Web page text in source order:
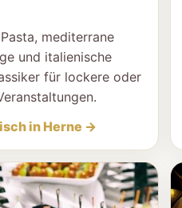
mediterrane
und italienische
für lockere oder
in Herne →